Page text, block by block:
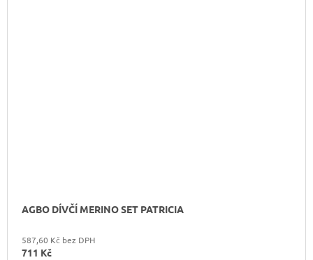
AGBO DÍVČÍ MERINO SET PATRICIA
587,60 Kč bez DPH
711 Kč